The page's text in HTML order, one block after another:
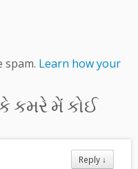
spam. Learn how your
કમરે મેં કોઈ
Reply ↓